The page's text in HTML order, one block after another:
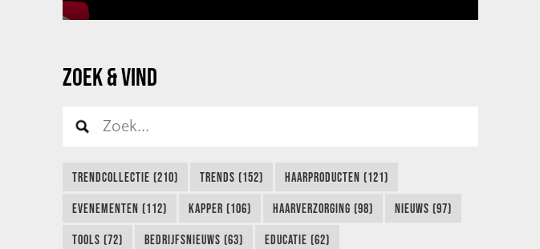
ZOEK & VIND
TRENDCOLLECTIE (210) TRENDS (152) HAARPRODUCTEN (121)
EVENEMENTEN (112) KAPPER (106) HAARVERZORGING (98) NIEUWS (97)
TOOLS (72) BEDRIJFSNIEUWS (63) EDUCATIE (62)